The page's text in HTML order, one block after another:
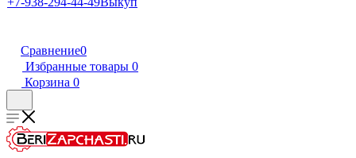
Сравнение0
Избранные товары 0
Корзина 0